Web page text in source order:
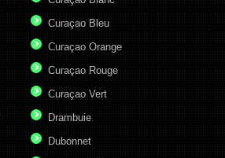
Curaçao Bleu
Curaçao Orange
Curaçao Rouge
Curaçao Vert
Drambuie
Dubonnet